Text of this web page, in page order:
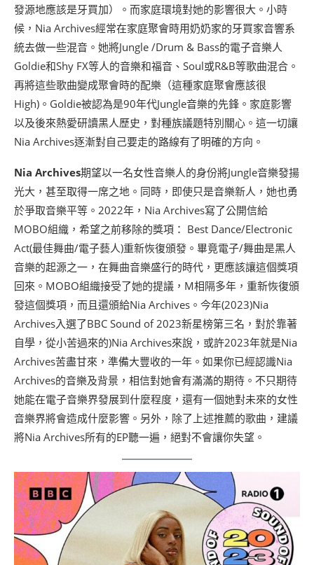
發源地應該是牙買加）。而家庭環境對她的影響很大。小時
候，Nia Archives經常在家庭聚會時用奶奶家的牙買家音響系
統去做一些混音。她將Jungle /Drum & Bass的電子音樂人
Goldie和Shy FX等人的音樂和福音、Soul或R&B等歌曲混合。
再將這些歌曲變成聚會時的配樂（這種家庭聚會應該很
High)。Goldie被認為是90年代Jungle音樂的先鋒。家庭影響
以及後來熱愛研讀黑人歷史，對種族議題特別關心。這一切讓
Nia Archives逐漸對自己要走的路線有了明確的方向。
Nia Archives期望以一名女性音樂人的身份將Jungle音樂發揚
光大，甚至取得一席之地。同時，即使只是音樂新人，她也勇
於爭取音樂平等。2022年，Nia Archives寫了公開信給
MOBO組織，希望之前移除的獎項： Best Dance/Electronic
Act(最佳舞曲/電子藝人)重新恢復頒發。畢竟電子/舞曲是黑人
音樂的起源之一，在舞曲音樂盛行的時代，更應該讓這個獎項
回來。MOBO組織接受了她的提議，M相隔多年，重新恢復頒
發這個獎項，而且還頒給Nia Archives。今年(2023)Nia
Archives入選了BBC Sound of 2023新星榜第三名，對於靠著
自學，從小苦過來的)Nia Archives來說，或許2023年就是Nia
Archives苦盡甘來，準備大豐收的一年。如果你已經認識Nia
Archives的音樂及背景，相信對她會有滿滿的期待。不只期待
她能在電子音樂界發展到什麼程度，還有一個她對未來的女性
音樂界將會造成什麼影響。另外，除了上述推薦的歌曲，建議
將Nia Archives所有的EP聽一遍，絕對不會讓你失望。